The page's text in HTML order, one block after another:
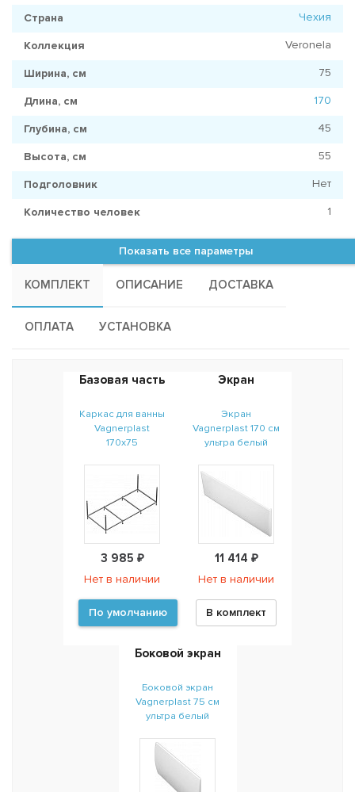
Страна Чехия
Коллекция Veronela
Ширина, см 75
Длина, см 170
Глубина, см 45
Высота, см 55
Подголовник Нет
Количество человек 1
Показать все параметры
КОМПЛЕКТ ОПИСАНИЕ ДОСТАВКА
ОПЛАТА УСТАНОВКА
Базовая часть
Каркас для ванны
Vagnerplast
170x75
3 985 ₽
Нет в наличии
По умолчанию
Экран
Экран
Vagnerplast 170 см
ультра белый
11 414 ₽
Нет в наличии
В комплект
Боковой экран
Боковой экран
Vagnerplast 75 см
ультра белый